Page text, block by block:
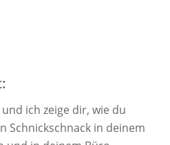
ich zeige dir, wie du
Schnickschnack in deinem